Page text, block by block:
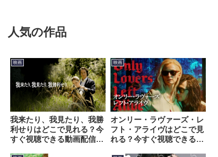
人気の作品
映画
我来たり、我見たり、我勝
利せりはどこで見れる？今
すぐ視聴できる動画配信サ
映画
オンリー・ラヴァーズ・レ
フト・アライヴはどこで見
れる？今すぐ視聴できる動